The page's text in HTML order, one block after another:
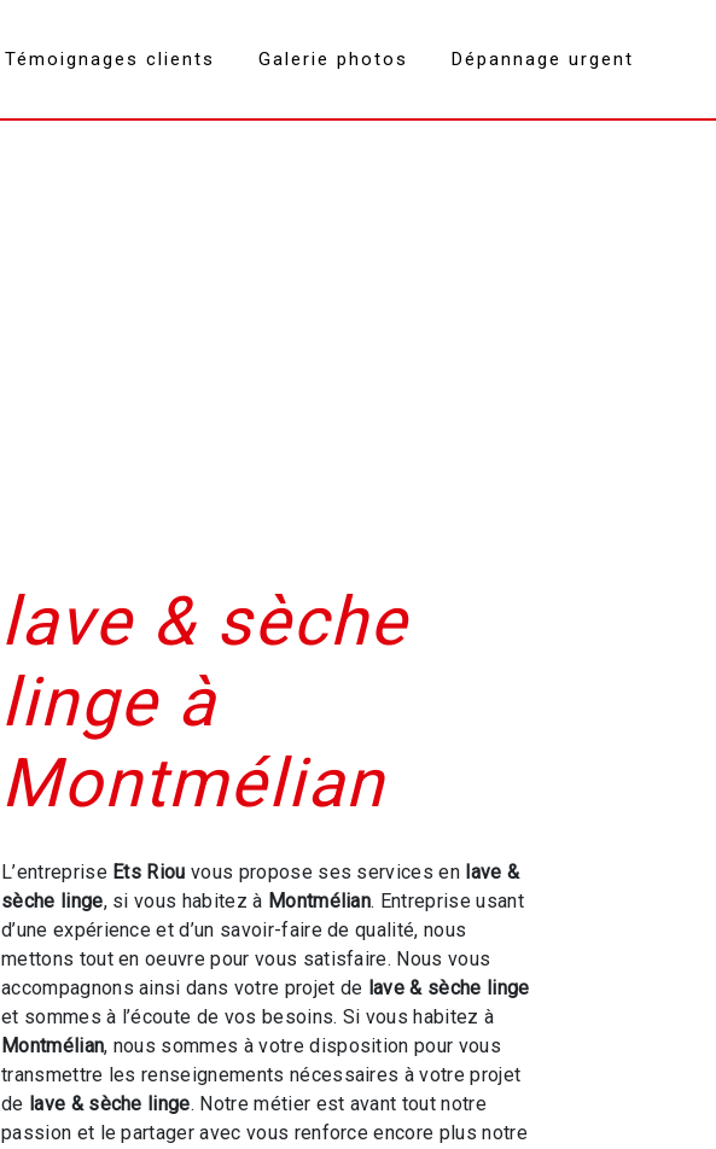
Témoignages clients Galerie photos Dépannage urgent
lave & sèche
linge à
Montmélian
L’entreprise Ets Riou vous propose ses services en lave &
sèche linge, si vous habitez à Montmélian. Entreprise usant
d’une expérience et d’un savoir-faire de qualité, nous
mettons tout en oeuvre pour vous satisfaire. Nous vous
accompagnons ainsi dans votre projet de lave & sèche linge
et sommes à l’écoute de vos besoins. Si vous habitez à
Montmélian, nous sommes à votre disposition pour vous
transmettre les renseignements nécessaires à votre projet
de lave & sèche linge. Notre métier est avant tout notre
passion et le partager avec vous renforce encore plus notre